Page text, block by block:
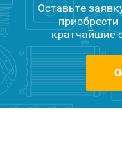
Оставьте
кратчайшие